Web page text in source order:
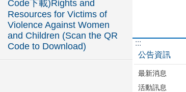
Code下載)Rights and
Resources for Victims of
Violence Against Women
and Children (Scan the QR
Code to Download)
:::
公告資訊
最新消息
活動訊息